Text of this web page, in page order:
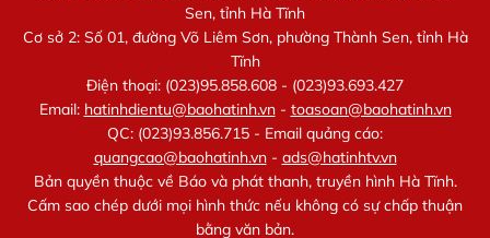
Sen, tỉnh Hà Tĩnh
Cơ sở 2: Số 01, đường Võ Liêm Sơn, phường Thành Sen, tỉnh Hà
Tĩnh
Điện thoại: (023)95.858.608 - (023)93.693.427
Email: hatinhdientu@baohatinh.vn- toasoan@baohatinh.vn
QC: (023)93.856.715 - Email quảng cáo:
quangcao@baohatinh.vn- ads@hatinhtv.vn
Bản quyền thuộc về Báo và phát thanh, truyền hình Hà Tĩnh.
Cấm sao chép dưới mọi hình thức nếu không có sự chấp thuận
bằng văn bản.